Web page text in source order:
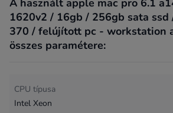
A használt apple mac pro 6.1
1620v2 / 16gb / 256gb sata ssd
370 / felújított pc - workstation
összes paramétere:
CPU típusa
Intel Xeon